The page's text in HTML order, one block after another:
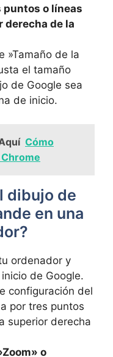
o líneas
derecha⁤ de la
‌»Tamaño de la
el ⁤tamaño
de Google ​sea
de inicio.
Cómo
dibujo de
en una
ordenador y​
de Google.
configuración del
⁢por tres ⁤puntos
superior derecha
o